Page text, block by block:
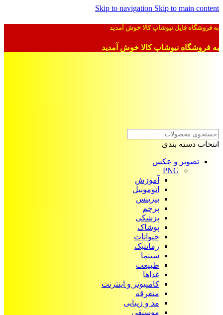
Skip to navigation Skip to main content
به فروشگاه فایل نیوشاپ کالا خوش آمدید
به فروشگاه نیوشاپ کالا خوش آمدید
انتخاب دسته بندی
تصویر و عکس
PNG
آموزش
اتوموبیل
بیزینس
پرچم
پزشکی
پوشاک
حیوانات
رمانتیک
سینما
طبیعت
غذاها
کامپیوتر و اینترنت
متفرقه
مد و زیبایی
موسیقی